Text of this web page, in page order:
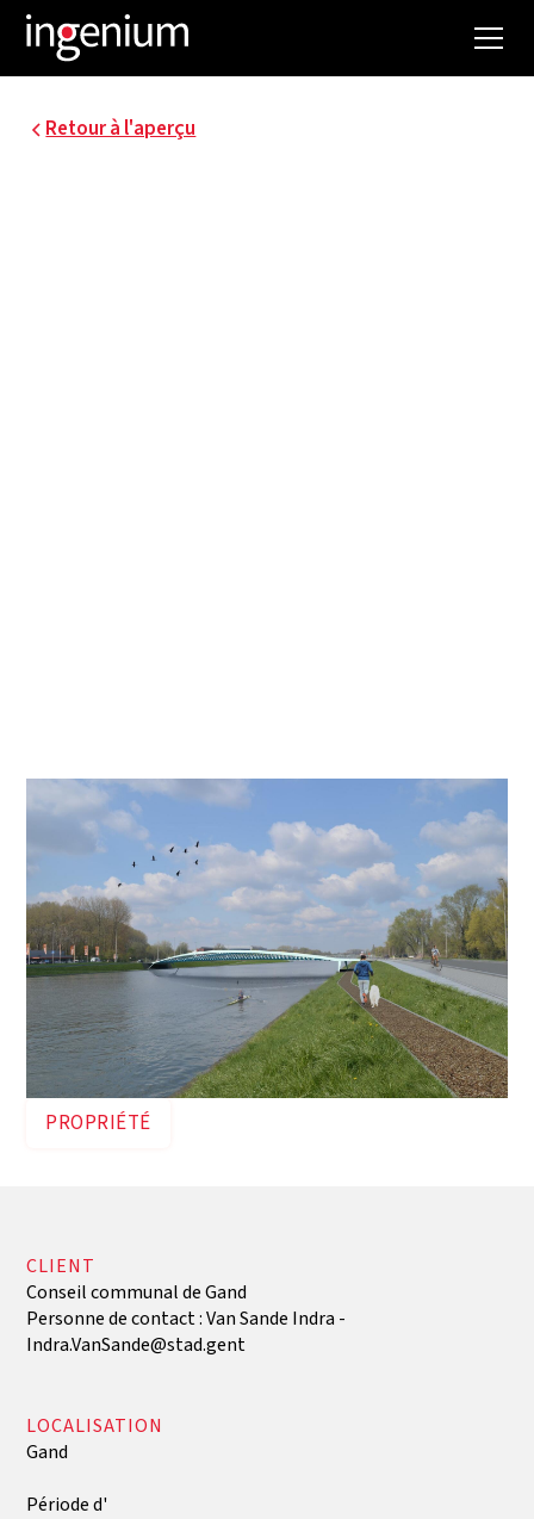
Retour à l'aperçu
PROPRIÉTÉ
CLIENT
Conseil communal de Gand
Personne de contact : Van Sande Indra -
Indra.VanSande@stad.gent
LOCALISATION
Gand
‍Période d'